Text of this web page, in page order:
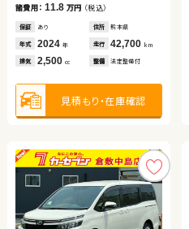
諸費用：11.8 万円 （税込）
保証 あり 住所 熊本県
年式 2024 年 走行 42,700 km
排気 2,500 cc 整備 法定整備付
見積もり・在庫確認
年式 2013年 走行
排気 660 整備 なし
見積もり・在庫確認
年式 2017年 走行
排気 1,500 整備 法定整備付
見積もり・在庫確認